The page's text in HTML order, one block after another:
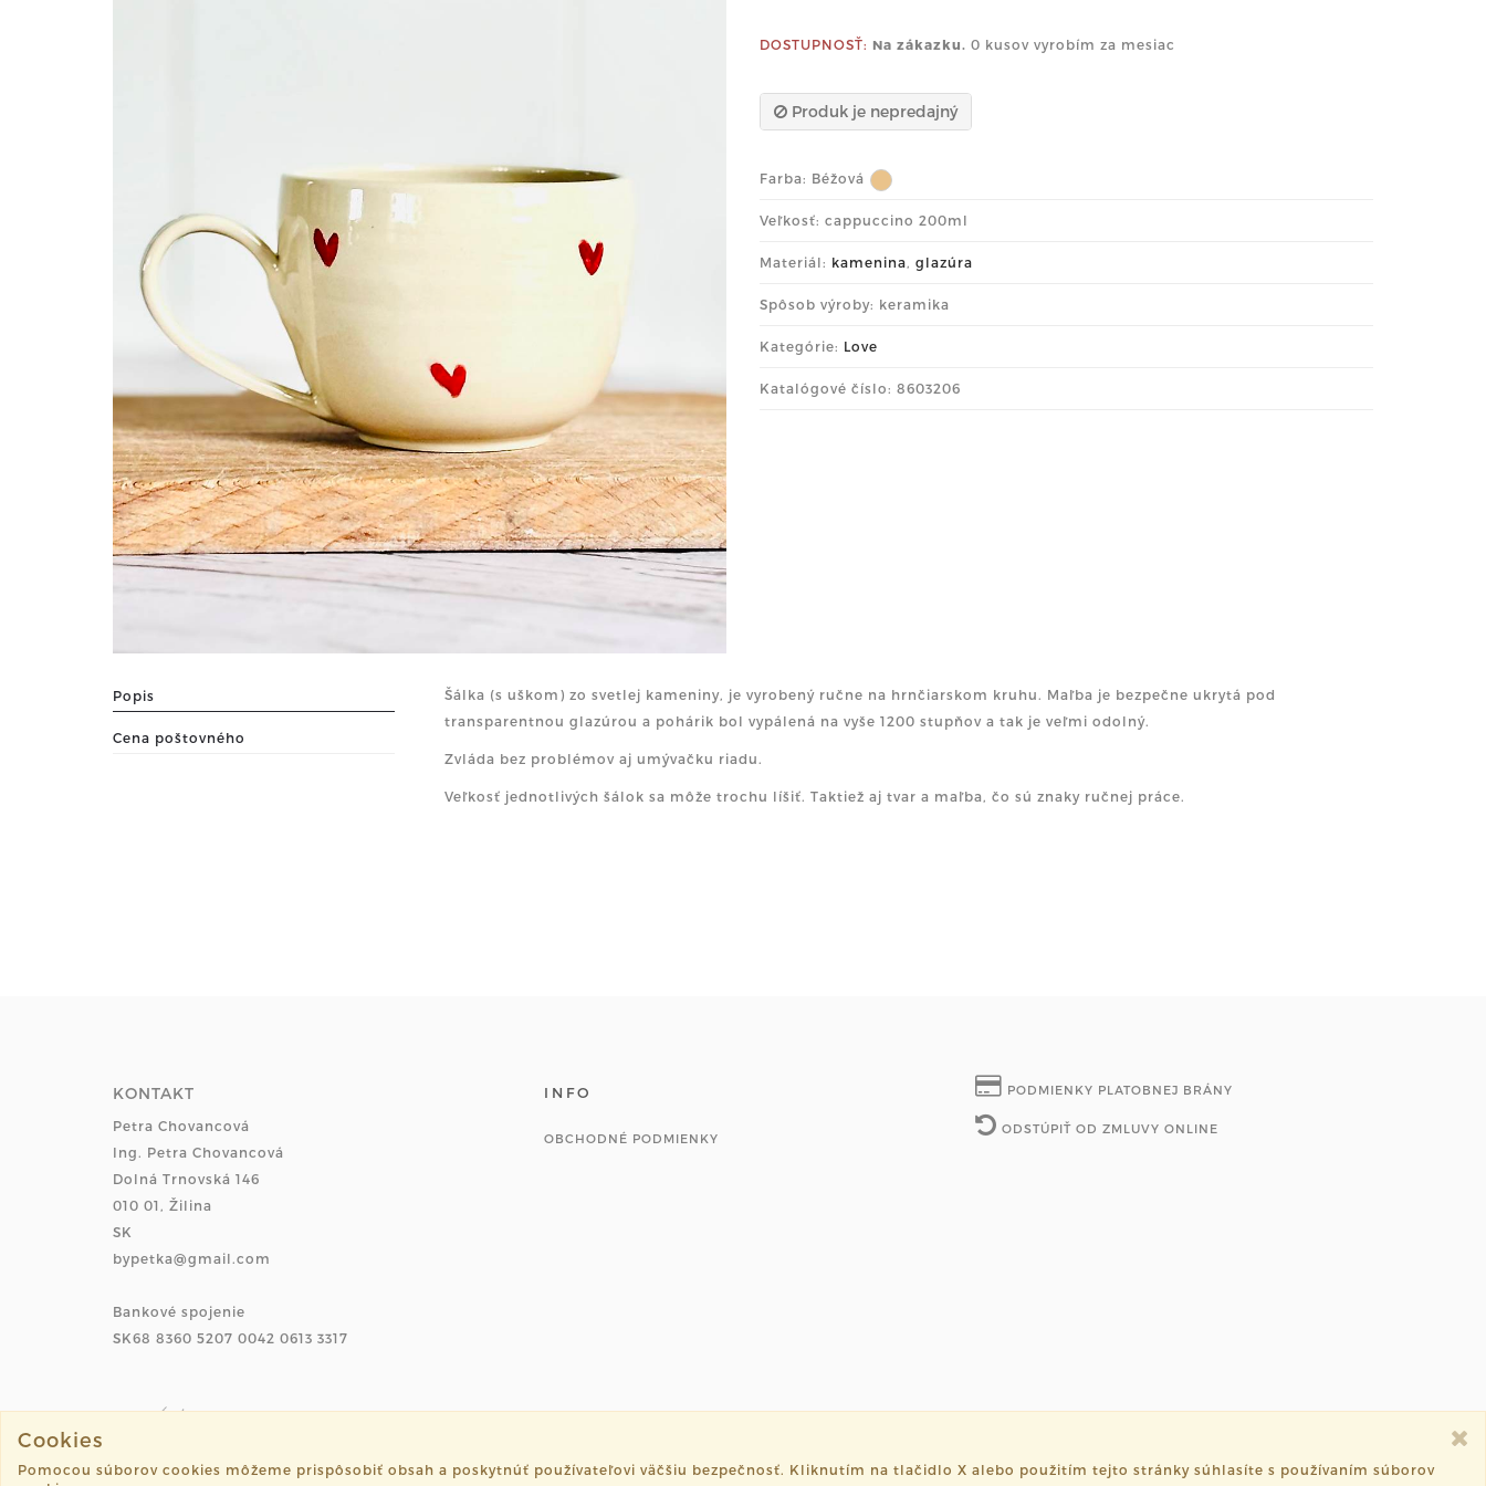
DOSTUPNOSŤ: Na zákazku. 0 kusov vyrobím za mesiac
Produk je nepredajný
Farba: Béžová
Veľkosť: cappuccino 200ml
Materiál: kamenina, glazúra
Spôsob výroby: keramika
Kategórie: Love
Katalógové číslo: 8603206
Popis
Cena poštovného
Šálka (s uškom) zo svetlej kameniny, je vyrobený ručne na hrnčiarskom kruhu. Maľba je bezpečne ukrytá pod
transparentnou glazúrou a pohárik bol vypálená na vyše 1200 stupňov a tak je veľmi odolný.
Zvláda bez problémov aj umývačku riadu.
Veľkosť jednotlivých šálok sa môže trochu líšiť. Taktiež aj tvar a maľba, čo sú znaky ručnej práce.
KONTAKT
Petra Chovancová
Ing. Petra Chovancová
Dolná Trnovská 146
010 01, Žilina
SK
bypetka@gmail.com
Bankové spojenie
SK68 8360 5207 0042 0613 3317
INFO
OBCHODNÉ PODMIENKY
PODMIENKY PLATOBNEJ BRÁNY
ODSTÚPIŤ OD ZMLUVY ONLINE
©2026 petka.sk všetky práva vyhradené.
Cookies
Pomocou súborov cookies môžeme prispôsobiť obsah a poskytnúť používateľovi väčšiu bezpečnosť. Kliknutím na tlačidlo X alebo použitím tejto stránky súhlasíte s používaním súborov